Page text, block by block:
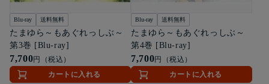
Blu-ray 送料無料
たまゆら～もあぐれっしぶ～
第3巻 [Blu-ray]
7,700円（税込）
カートに入れる
Blu-ray 送料無料
たまゆら～もあぐれっしぶ～
第4巻 [Blu-ray]
7,700円（税込）
カートに入れる